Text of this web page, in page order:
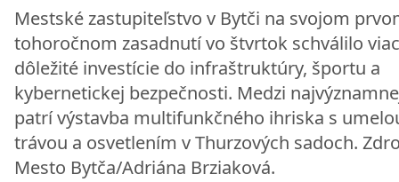
Mestské zastupiteľstvo v Bytči na svojom
tohoročnom zasadnutí vo štvrtok schválilo
dôležité investície do infraštruktúry, športu a
kybernetickej bezpečnosti. Medzi
patrí výstavba multifunkčného ihriska s
trávou a osvetlením v Thurzových sadoch.
Mesto Bytča/Adriána Brziaková.